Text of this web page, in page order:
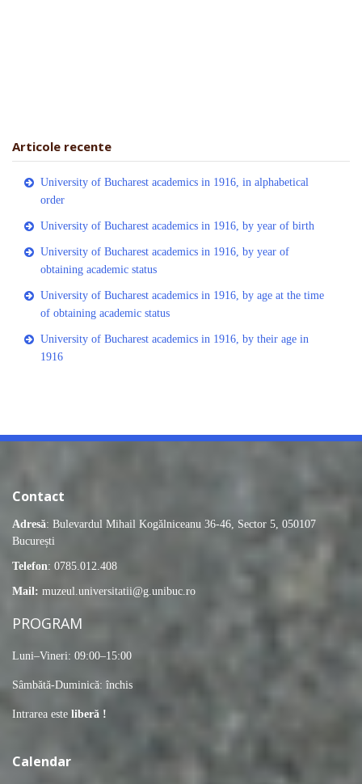
Articole recente
University of Bucharest academics in 1916, in alphabetical
order
University of Bucharest academics in 1916, by year of birth
University of Bucharest academics in 1916, by year of
obtaining academic status
University of Bucharest academics in 1916, by age at the time
of obtaining academic status
University of Bucharest academics in 1916, by their age in
1916
Contact
Adresă: Bulevardul Mihail Kogălniceanu 36-46, Sector 5, 050107
București
Telefon: 0785.012.408
Mail: muzeul.universitatii@g.unibuc.ro
PROGRAM
Luni–Vineri: 09:00–15:00
Sâmbătă-Duminică: închis
Intrarea este liberă !
Calendar